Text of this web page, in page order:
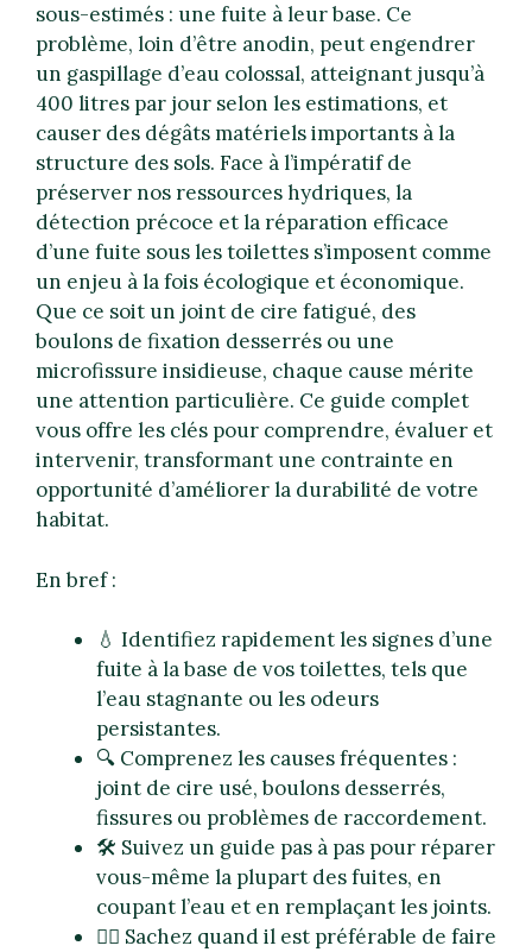
sous-estimés : une fuite à leur base. Ce
problème, loin d’être anodin, peut engendrer
un gaspillage d’eau colossal, atteignant jusqu’à
400 litres par jour selon les estimations, et
causer des dégâts matériels importants à la
structure des sols. Face à l’impératif de
préserver nos ressources hydriques, la
détection précoce et la réparation efficace
d’une fuite sous les toilettes s’imposent comme
un enjeu à la fois écologique et économique.
Que ce soit un joint de cire fatigué, des
boulons de fixation desserrés ou une
microfissure insidieuse, chaque cause mérite
une attention particulière. Ce guide complet
vous offre les clés pour comprendre, évaluer et
intervenir, transformant une contrainte en
opportunité d’améliorer la durabilité de votre
habitat.
En bref :
💧 Identifiez rapidement les signes d’une
fuite à la base de vos toilettes, tels que
l’eau stagnante ou les odeurs
persistantes.
🔍 Comprenez les causes fréquentes :
joint de cire usé, boulons desserrés,
fissures ou problèmes de raccordement.
🛠️ Suivez un guide pas à pas pour réparer
vous-même la plupart des fuites, en
coupant l’eau et en remplaçant les joints.
👷‍♂️ Sachez quand il est préférable de faire